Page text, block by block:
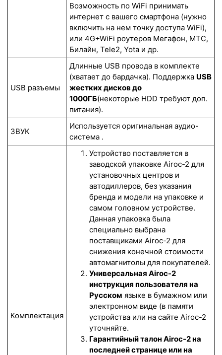
Возможность по WiFi принимать
интернет с вашего смартфона (нужно
включить на нем точку доступа WiFi),
или 4G+WiFi роутеров Мегафон, МТС,
Билайн, Tele2, Yota и др.
USB разъемы
Длинные USB провода в комплекте
(хватает до бардачка). Поддержка USB
жестких дисков до
1000ГБ(некоторые HDD требуют доп.
питания).
ЗВУК
Используется оригинальная аудио-
система .
Комплектация
Устройство поставляется в
заводской упаковке Airoc-2 для
установочных центров и
автодиллеров, без указания
бренда и модели на упаковке и
самом головном устройстве.
Данная упаковка была
специально выбрана
поставщиками Airoc-2 для
снижения конечной стоимости
автомагнитолы для покупателей.
Универсальная Airoc-2
инструкция пользователя на
Русском языке в бумажном или
электронном виде (в памяти
устройства или на сайте Airoc-2
уточняйте.
Гарантийный талон Airoc-2 на
последней странице или на